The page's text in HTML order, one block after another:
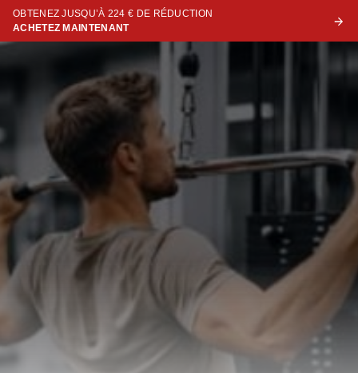
OBTENEZ JUSQU’À 224 € DE RÉDUCTION
ACHETEZ MAINTENANT